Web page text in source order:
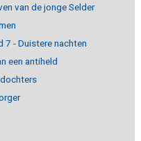
van de jonge Selder
7 - Duistere nachten
een antiheld